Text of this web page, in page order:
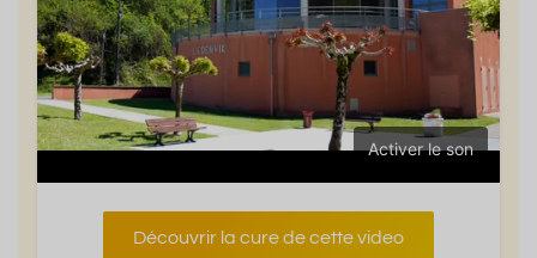
Activer le son
Découvrir la cure de cette video